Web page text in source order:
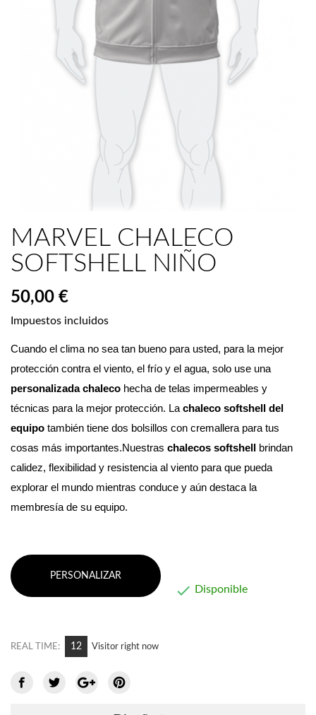
MARVEL CHALECO
SOFTSHELL NIÑO
50,00 €
Impuestos incluidos
Cuando el clima no sea tan bueno para usted, para la mejor
personalizada chaleco hecha de telas impermeables y
técnicas para la mejor protección. La chaleco softshell
del
equipo también tiene dos bolsillos con cremallera para tus
cosas más importantes.Nuestras chalecos softshell
brindan
calidez, flexibilidad y resistencia al viento para que pueda
explorar el mundo mientras conduce y aún destaca la
membresía de su equipo.
PERSONALIZAR
 Disponible
REAL TIME: 12 Visitor right now